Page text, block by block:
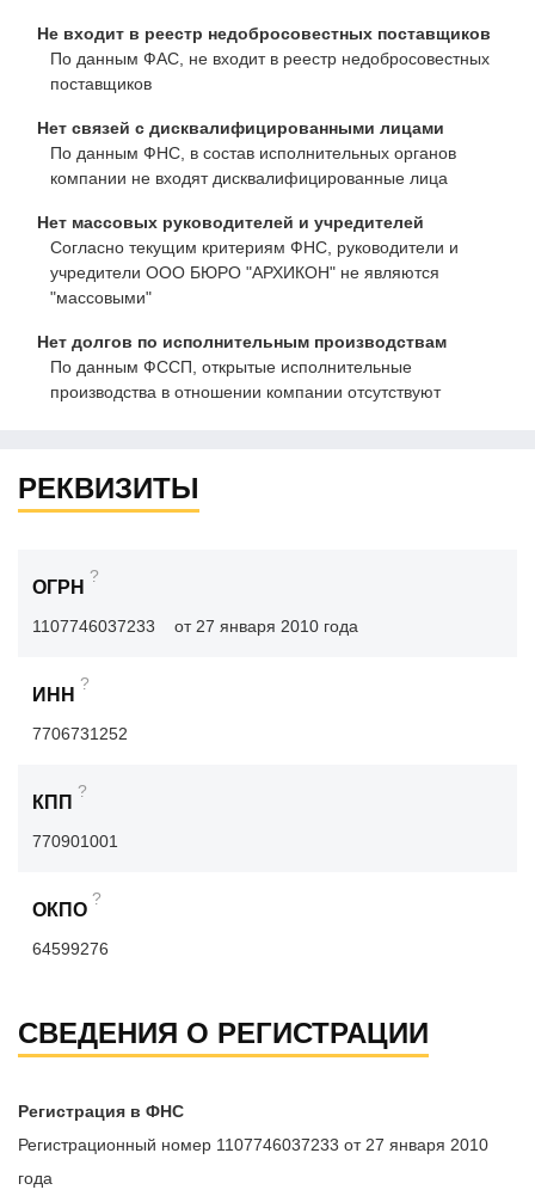
Не входит в реестр недобросовестных поставщиков
По данным ФАС, не входит в реестр недобросовестных
поставщиков
Нет связей с дисквалифицированными лицами
По данным ФНС, в состав исполнительных органов
компании не входят дисквалифицированные лица
Нет массовых руководителей и учредителей
Согласно текущим критериям ФНС, руководители и
учредители ООО БЮРО "АРХИКОН" не являются
"массовыми"
Нет долгов по исполнительным производствам
По данным ФССП, открытые исполнительные
производства в отношении компании отсутствуют
РЕКВИЗИТЫ
ОГРН
?
1107746037233 от 27 января 2010 года
ИНН
?
7706731252
КПП
?
770901001
ОКПО
?
64599276
СВЕДЕНИЯ О РЕГИСТРАЦИИ
Регистрация в ФНС
Регистрационный номер 1107746037233 от 27 января 2010
года